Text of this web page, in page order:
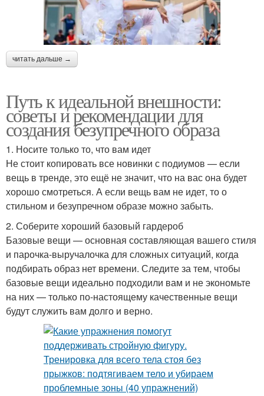
читать дальше →
Путь к идеальной внешности:
советы и рекомендации для
создания безупречного образа
1. Носите только то, что вам идет
Не стоит копировать все новинки с подиумов — если
вещь в тренде, это ещё не значит, что на вас она будет
хорошо смотреться. А если вещь вам не идет, то о
стильном и безупречном образе можно забыть.
2. Соберите хороший базовый гардероб
Базовые вещи — основная составляющая вашего стиля
и парочка-выручалочка для сложных ситуаций, когда
подбирать образ нет времени. Следите за тем, чтобы
базовые вещи идеально подходили вам и не экономьте
на них — только по-настоящему качественные вещи
будут служить вам долго и верно.